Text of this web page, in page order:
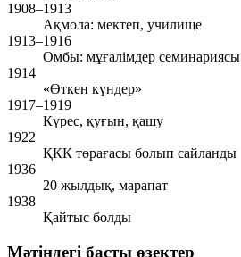
1908–1913
Ақмола: мектеп, училище
1913–1916
Омбы: мұғалімдер семинариясы
1914
«Өткен күндер»
1917–1919
Күрес, қуғын, қашу
1922
ҚКК төрағасы болып сайланды
1936
20 жылдық, марапат
1938
Қайтыс болды
Мәтіндегі басты өзектер